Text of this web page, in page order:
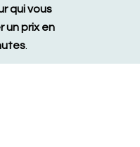
qui vous
un prix en